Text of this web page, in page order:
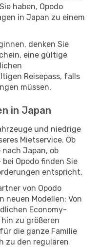
haben, Opodo
in Japan zu einem
denken Sie
eine gültige
Reisepass, falls
müssen.
in Japan
und niedrige
Mietservice. Ob
Japan, ob
bei Opodo finden Sie
entspricht.
von Opodo
neuen Modellen: Von
Economy-
zu größeren
die ganze Familie
zu den regulären